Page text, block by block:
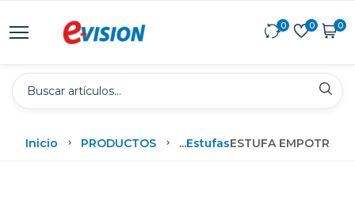
0 0 0
Inicio PRODUCTOS ...EstufasESTUFA